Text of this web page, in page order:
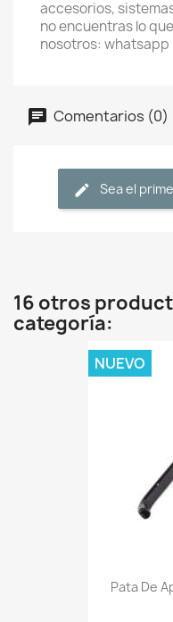
accesorios,
no encuentras lo
nosotros: whatsapp
Comentarios (0)
Sea el
16 otros
categoría:
Pata De
NUEVO